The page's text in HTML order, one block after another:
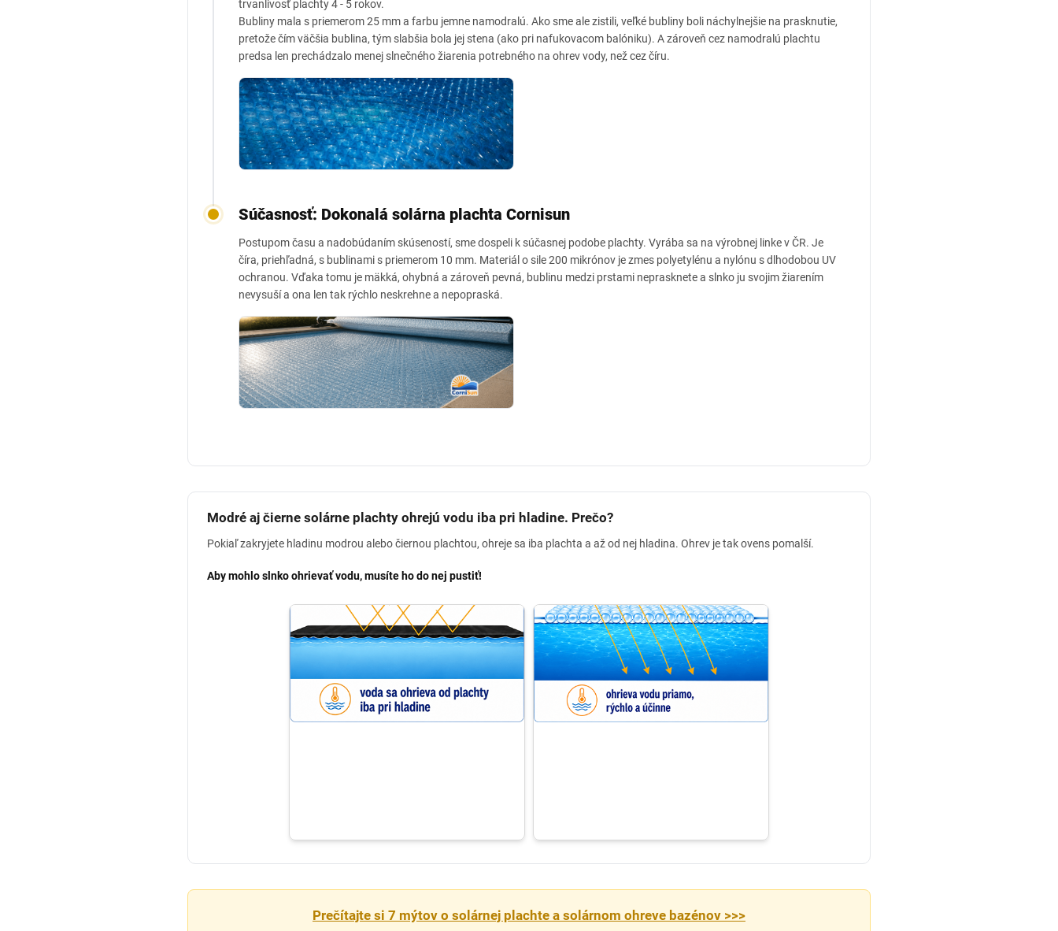
trvanlivosť plachty 4 - 5 rokov.
Bubliny mala s priemerom 25 mm a farbu jemne namodralú. Ako sme ale zistili, veľké bubliny boli náchylnejšie na prasknutie,
pretože čím väčšia bublina, tým slabšia bola jej stena (ako pri nafukovacom balóniku). A zároveň cez namodralú plachtu
predsa len prechádzalo menej slnečného žiarenia potrebného na ohrev vody, než cez číru.
Súčasnosť: Dokonalá solárna plachta Cornisun
Postupom času a nadobúdaním skúseností, sme dospeli k súčasnej podobe plachty. Vyrába sa na výrobnej linke v ČR. Je
číra, priehľadná, s bublinami s priemerom 10 mm. Materiál o sile 200 mikrónov je zmes polyetylénu a nylónu s dlhodobou UV
ochranou. Vďaka tomu je mäkká, ohybná a zároveň pevná, bublinu medzi prstami neprasknete a slnko ju svojim žiarením
nevysuší a ona len tak rýchlo neskrehne a nepopraská.
Modré aj čierne solárne plachty ohrejú vodu iba pri hladine. Prečo?
Pokiaľ zakryjete hladinu modrou alebo čiernou plachtou, ohreje sa iba plachta a až od nej hladina. Ohrev je tak ovens pomalší.
Aby mohlo slnko ohrievať vodu, musíte ho do nej pustiť!
Prečítajte si 7 mýtov o solárnej plachte a solárnom ohreve bazénov >>>